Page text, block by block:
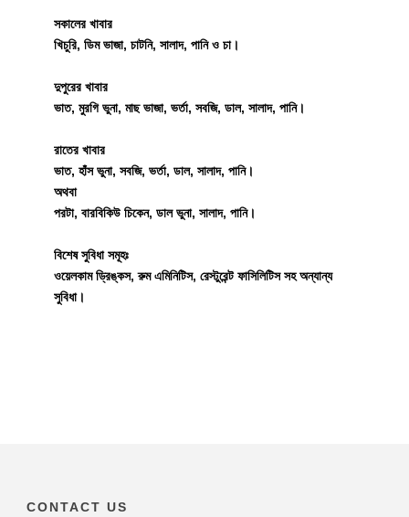
সকালের খাবার
খিচুরি, ডিম ভাজা, চাটনি, সালাদ, পানি ও চা।
দুপুরের খাবার
ভাত, মুরগি ভুনা, মাছ ভাজা, ভর্তা, সবজি, ডাল, সালাদ, পানি।
রাতের খাবার
ভাত, হাঁস ভুনা, সবজি, ভর্তা, ডাল, সালাদ, পানি।
অথবা
পরটা, বারবিকিউ চিকেন, ডাল ভুনা, সালাদ, পানি।
বিশেষ সুবিধা সমূহঃ
ওয়েলকাম ড্রিঙ্কস, রুম এমিনিটিস, রেস্টুরেন্ট ফাসিলিটিস সহ অন্যান্য
সুবিধা।
CONTACT US